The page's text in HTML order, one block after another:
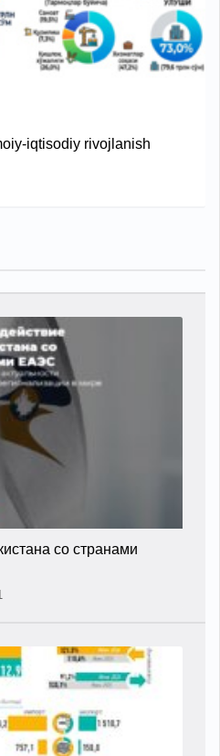
iqtisodiy rivojlanish
со странами